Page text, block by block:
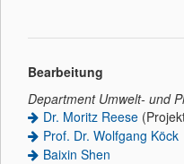
Bearbeitung
Department Umwelt- und
Dr. Moritz Reese
Prof. Dr. Wolfgang Köck
Baixin Shen